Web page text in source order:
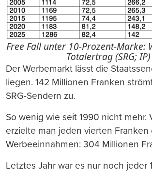
Free Fall unter 10-Prozent-Marke:
Totalertrag (SRG; IP)
Der Werbemarkt lässt die
liegen. 142 Millionen Franken
SRG-Sendern zu.
So wenig wie seit 1990 nicht mehr.
erzielte man jeden vierten Franken
Werbeeinnahmen: 304 Millionen
Letztes Jahr war es nur noch jeder